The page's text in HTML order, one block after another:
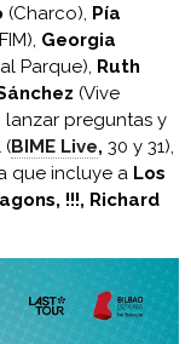
(Charco), Pía
Georgia
Parque), Ruth
(Vive
lanzar preguntas y
(BIME Live, 30 y 31),
que incluye a Los
!!!, Richard